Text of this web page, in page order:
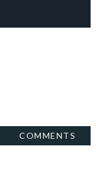
COMMENTS